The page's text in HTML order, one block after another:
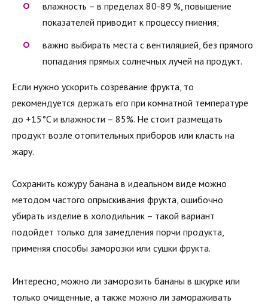
влажность – в пределах 80-89 %, повышение
показателей приводит к процессу гниения;
важно выбирать места с вентиляцией, без прямого
попадания прямых солнечных лучей на продукт.
Если нужно ускорить созревание фрукта, то
рекомендуется держать его при комнатной температуре
до +15°C и влажности – 85%. Не стоит размещать
продукт возле отопительных приборов или класть на
жару.
Сохранить кожуру банана в идеальном виде можно
методом частого опрыскивания фрукта, ошибочно
убирать изделие в холодильник – такой вариант
подойдет только для замедления порчи продукта,
применяя способы заморозки или сушки фрукта.
Интересно, можно ли заморозить бананы в шкурке или
только очищенные, а также можно ли замораживать